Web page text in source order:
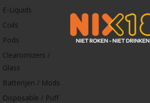
E-Liquids
Coils
Pods
Clearomizers /
Glass
Batterijen / Mods
Disposable / Puff